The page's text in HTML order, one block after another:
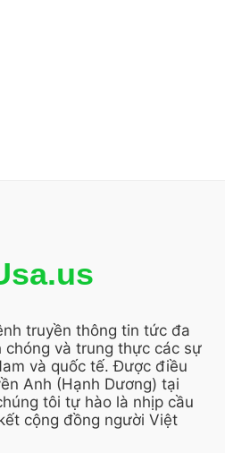
truyền thông tin tức đa
chóng và trung thực các sự
và quốc tế. Được điều
Anh (Hạnh Dương) tại
tôi tự hào là nhịp cầu
cộng đồng người Việt